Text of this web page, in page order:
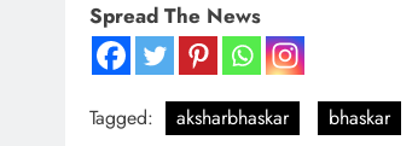
Spread The News
Tagged: aksharbhaskar bhaskar